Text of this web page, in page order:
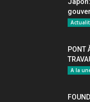
PONT
A la